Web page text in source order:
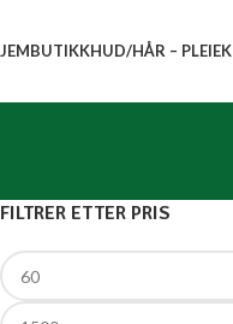
BUTIKKHUD/HÅR – PLEIE
FILTRER ETTER PRIS